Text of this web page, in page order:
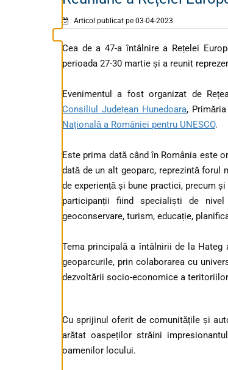
Articol publicat pe 03-04-2023
Cea de a 47-a întâlnire a Rețelei
perioada 27-30 martie și a reunit
Evenimentul a fost organizat de
Consiliul Județean Hunedoara,
Națională a României pentru UNESCO.
Este prima dată când în România este
dată de un alt geoparc, reprezintă forul
de experiență și bune practici, precum
participanții fiind specialiști de nivel
geoconservare, turism, educație,
Tema principală a întâlnirii de la
geoparcurile, prin colaborarea cu
dezvoltării socio-economice a
Cu sprijinul oferit de comunitățile și
arătat oaspeților străini
oamenilor locului.